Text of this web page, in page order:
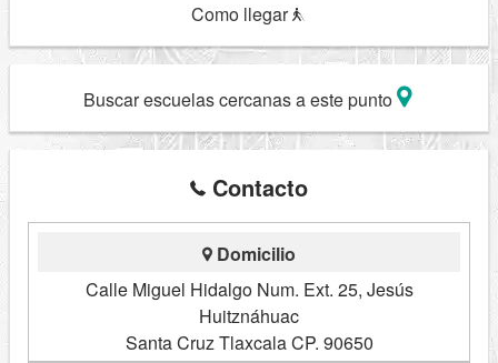
Como llegar
Buscar escuelas cercanas a este punto
Contacto
Domicilio
Calle Miguel Hidalgo Num. Ext. 25, Jesús
Huitznáhuac
Santa Cruz Tlaxcala CP. 90650